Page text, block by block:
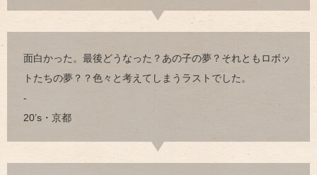
面白かった。最後どうなった？あの子の夢？それともロボッ
トたちの夢？？色々と考えてしまうラストでした。
-
20’s・京都